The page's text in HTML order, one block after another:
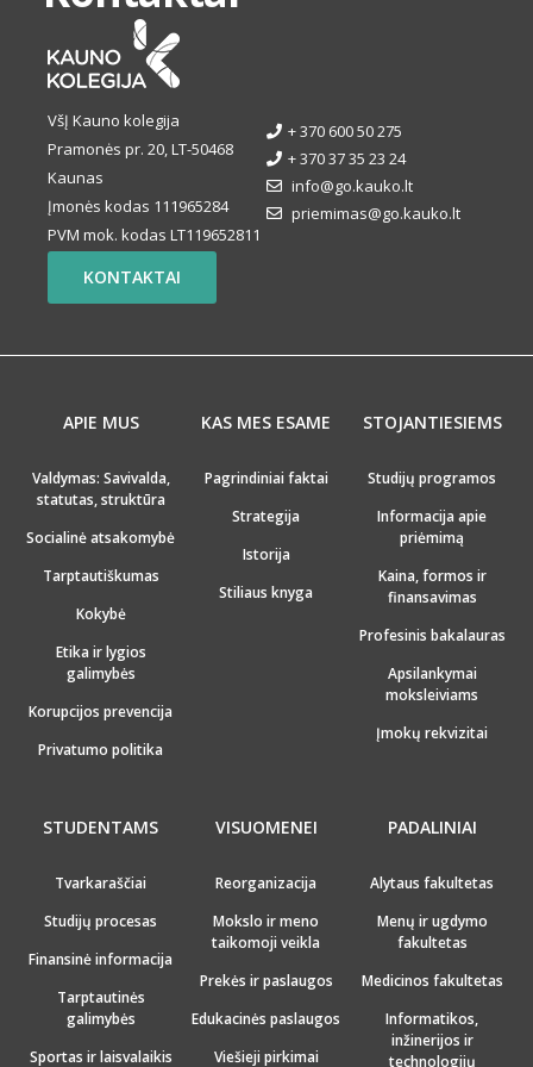
VšĮ Kauno kolegija
Pramonės pr. 20, LT-50468
Kaunas
Įmonės kodas 111965284
PVM mok. kodas LT119652811
+ 370 600 50 275
+ 370 37 35 23 24
info@go.kauko.lt
priemimas@go.kauko.lt
KONTAKTAI
APIE MUS
Valdymas: Savivalda,
statutas, struktūra
Socialinė atsakomybė
Tarptautiškumas
Kokybė
Etika ir lygios
galimybės
Korupcijos prevencija
Privatumo politika
KAS MES ESAME
Pagrindiniai faktai
Strategija
Istorija
Stiliaus knyga
STOJANTIESIEMS
Studijų programos
Informacija apie
priėmimą
Kaina, formos ir
finansavimas
Profesinis bakalauras
Apsilankymai
moksleiviams
Įmokų rekvizitai
STUDENTAMS
Tvarkaraščiai
Studijų procesas
Finansinė informacija
Tarptautinės
galimybės
Sportas ir laisvalaikis
VISUOMENEI
Reorganizacija
Mokslo ir meno
taikomoji veikla
Prekės ir paslaugos
Edukacinės paslaugos
Viešieji pirkimai
PADALINIAI
Alytaus fakultetas
Menų ir ugdymo
fakultetas
Medicinos fakultetas
Informatikos,
inžinerijos ir
technologijų